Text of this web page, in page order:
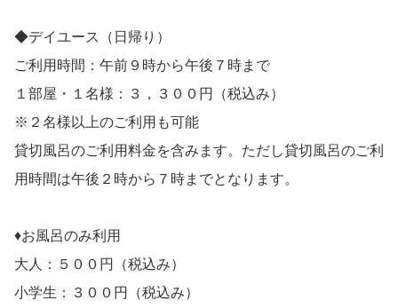
◆デイユース（日帰り）
ご利用時間：午前９時から午後７時まで
１部屋・１名様：３，３００円（税込み）
※２名様以上のご利用も可能
貸切風呂のご利用料金を含みます。ただし貸切風呂のご利
用時間は午後２時から７時までとなります。
♦お風呂のみ利用
大人：５００円（税込み）
小学生：３００円（税込み）